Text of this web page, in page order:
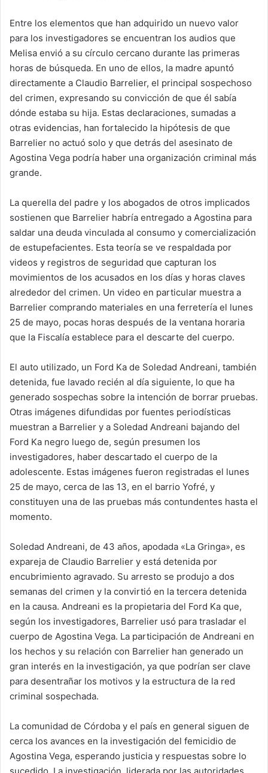
Entre los elementos que han adquirido un nuevo valor
para los investigadores se encuentran los audios que
Melisa envió a su círculo cercano durante las primeras
horas de búsqueda. En uno de ellos, la madre apuntó
directamente a Claudio Barrelier, el principal sospechoso
del crimen, expresando su convicción de que él sabía
dónde estaba su hija. Estas declaraciones, sumadas a
otras evidencias, han fortalecido la hipótesis de que
Barrelier no actuó solo y que detrás del asesinato de
Agostina Vega podría haber una organización criminal más
grande.
La querella del padre y los abogados de otros implicados
sostienen que Barrelier habría entregado a Agostina para
saldar una deuda vinculada al consumo y comercialización
de estupefacientes. Esta teoría se ve respaldada por
videos y registros de seguridad que capturan los
movimientos de los acusados en los días y horas claves
alrededor del crimen. Un video en particular muestra a
Barrelier comprando materiales en una ferretería el lunes
25 de mayo, pocas horas después de la ventana horaria
que la Fiscalía establece para el descarte del cuerpo.
El auto utilizado, un Ford Ka de Soledad Andreani, también
detenida, fue lavado recién al día siguiente, lo que ha
generado sospechas sobre la intención de borrar pruebas.
Otras imágenes difundidas por fuentes periodísticas
muestran a Barrelier y a Soledad Andreani bajando del
Ford Ka negro luego de, según presumen los
investigadores, haber descartado el cuerpo de la
adolescente. Estas imágenes fueron registradas el lunes
25 de mayo, cerca de las 13, en el barrio Yofré, y
constituyen una de las pruebas más contundentes hasta el
momento.
Soledad Andreani, de 43 años, apodada «La Gringa», es
expareja de Claudio Barrelier y está detenida por
encubrimiento agravado. Su arresto se produjo a dos
semanas del crimen y la convirtió en la tercera detenida
en la causa. Andreani es la propietaria del Ford Ka que,
según los investigadores, Barrelier usó para trasladar el
cuerpo de Agostina Vega. La participación de Andreani en
los hechos y su relación con Barrelier han generado un
gran interés en la investigación, ya que podrían ser clave
para desentrañar los motivos y la estructura de la red
criminal sospechada.
La comunidad de Córdoba y el país en general siguen de
cerca los avances en la investigación del femicidio de
Agostina Vega, esperando justicia y respuestas sobre lo